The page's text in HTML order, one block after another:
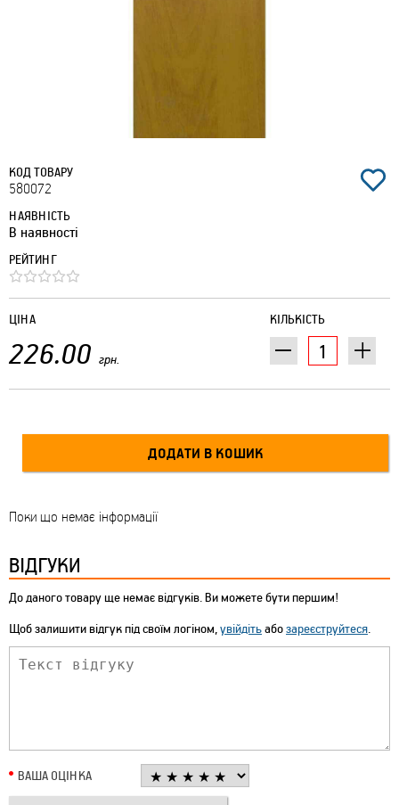
КОД ТОВАРУ
580072
НАЯВНІСТЬ
В наявності
РЕЙТИНГ
КІЛЬКІСТЬ
ЦІНА
226.00 грн.
Поки що немає інформації
ВІДГУКИ
До даного товару ще немає відгуків. Ви можете бути першим!
Щоб залишити відгук під своїм логіном,увійдітьабозареєструйтеся.
ВАША ОЦІНКА